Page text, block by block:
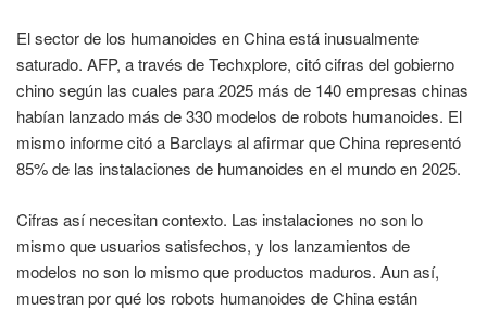
El sector de los humanoides en China está inusualmente
saturado. AFP, a través de Techxplore, citó cifras del gobierno
chino según las cuales para 2025 más de 140 empresas chinas
habían lanzado más de 330 modelos de robots humanoides. El
mismo informe citó a Barclays al afirmar que China representó
85% de las instalaciones de humanoides en el mundo en 2025.
Cifras así necesitan contexto. Las instalaciones no son lo
mismo que usuarios satisfechos, y los lanzamientos de
modelos no son lo mismo que productos maduros. Aun así,
muestran por qué los robots humanoides de China están